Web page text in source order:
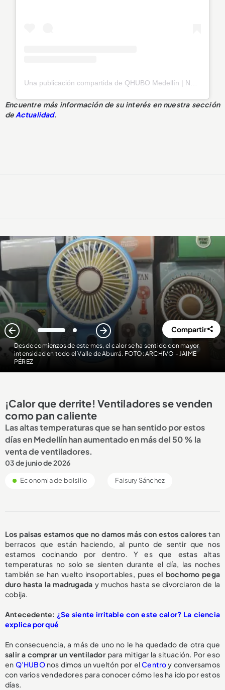
Una publicación compartida de QHUBO Medellín | Noticias (@qhubomedallo)
Encuentre más información de su interés en nuestra sección
deActualidad.
Desde comienzos de este mes, el calor se ha sentido con mayor
intensidad en todo el Valle de Aburrá. FOTO: ARCHIVO - JAIME
PÉREZ
1 2 Compartir
¡Calor que derrite! Ventiladores se venden
como pan caliente
Las altas temperaturas que se han sentido por estos
días en Medellín han aumentado en más del 50 % la
venta de ventiladores.
03 de junio de 2026
Economia de bolsillo Faisury Sánchez
Los paisas estamos que no damos más con estos calores tan
berracos que están haciendo, al punto de sentir que nos
estamos cocinando por dentro. Y es que estas altas
temperaturas no solo se sienten durante el día, las noches
también se han vuelto insoportables, pues el bochorno pega
duro hasta la madrugada y muchos hasta se divorciaron de la
cobija.
Antecedente: ¿Se siente irritable con este calor? La ciencia
explica por qué
En consecuencia, a más de uno no le ha quedado de otra que
salir a comprar un ventilador para mitigar la situación. Por eso
en Q’HUBOnos dimos un vueltón por elCentroy conversamos
con varios vendedores para conocer cómo les ha ido por estos
días.